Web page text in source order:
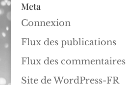
Meta
Connexion
Flux des publications
Flux des commentaires
Site de WordPress-FR